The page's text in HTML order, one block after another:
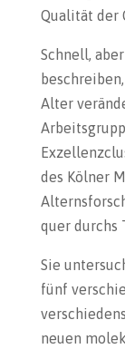
Qualität der
Schnell,
Alter
des Kölner
quer durchs
Sie
fünf
neuen